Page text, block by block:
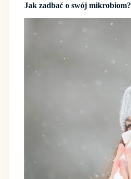
Jak zadbać o swój mikrobiom?